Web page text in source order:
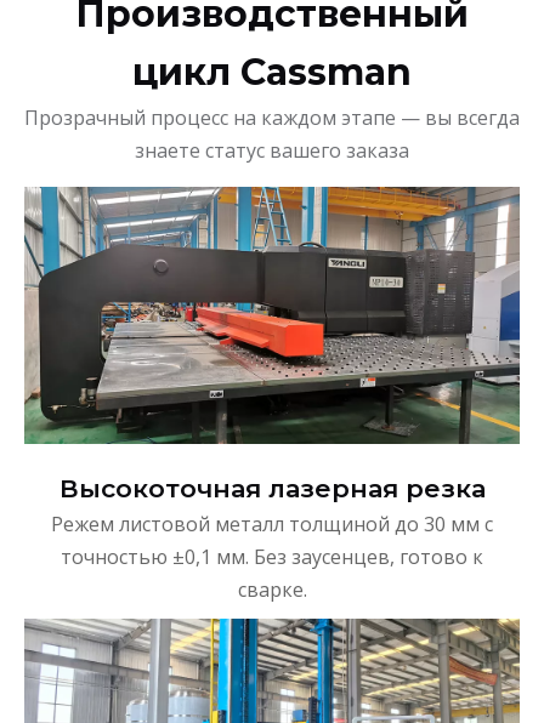
Производственный
цикл Cassman
Прозрачный процесс на каждом этапе — вы всегда
знаете статус вашего заказа
Высокоточная лазерная резка
Режем листовой металл толщиной до 30 мм с
точностью ±0,1 мм. Без заусенцев, готово к
сварке.